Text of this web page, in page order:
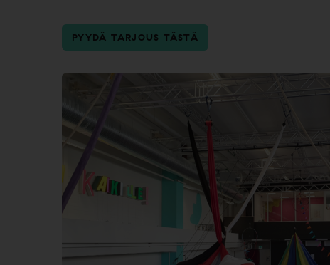
PYYDÄ TARJOUS TÄSTÄ